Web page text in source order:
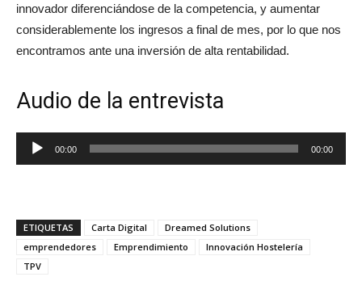
innovador diferenciándose de la competencia, y aumentar
considerablemente los ingresos a final de mes, por lo que nos
encontramos ante una inversión de alta rentabilidad.
Audio de la entrevista
Reproductor
de
00:00 00:00
ETIQUETAS Carta Digital
Dreamed Solutions
emprendedores
Emprendimiento
Innovación Hostelería
TPV